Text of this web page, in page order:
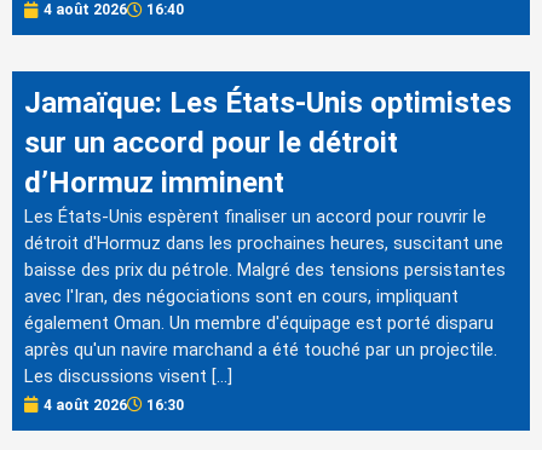
4 août 2026 16:40
Jamaïque: Les États-Unis optimistes
sur un accord pour le détroit
d’Hormuz imminent
Les États-Unis espèrent finaliser un accord pour rouvrir le
détroit d'Hormuz dans les prochaines heures, suscitant une
baisse des prix du pétrole. Malgré des tensions persistantes
avec l'Iran, des négociations sont en cours, impliquant
également Oman. Un membre d'équipage est porté disparu
après qu'un navire marchand a été touché par un projectile.
Les discussions visent […]
4 août 2026 16:30